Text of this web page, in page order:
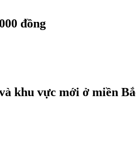
đồng
khu vực mới ở miền